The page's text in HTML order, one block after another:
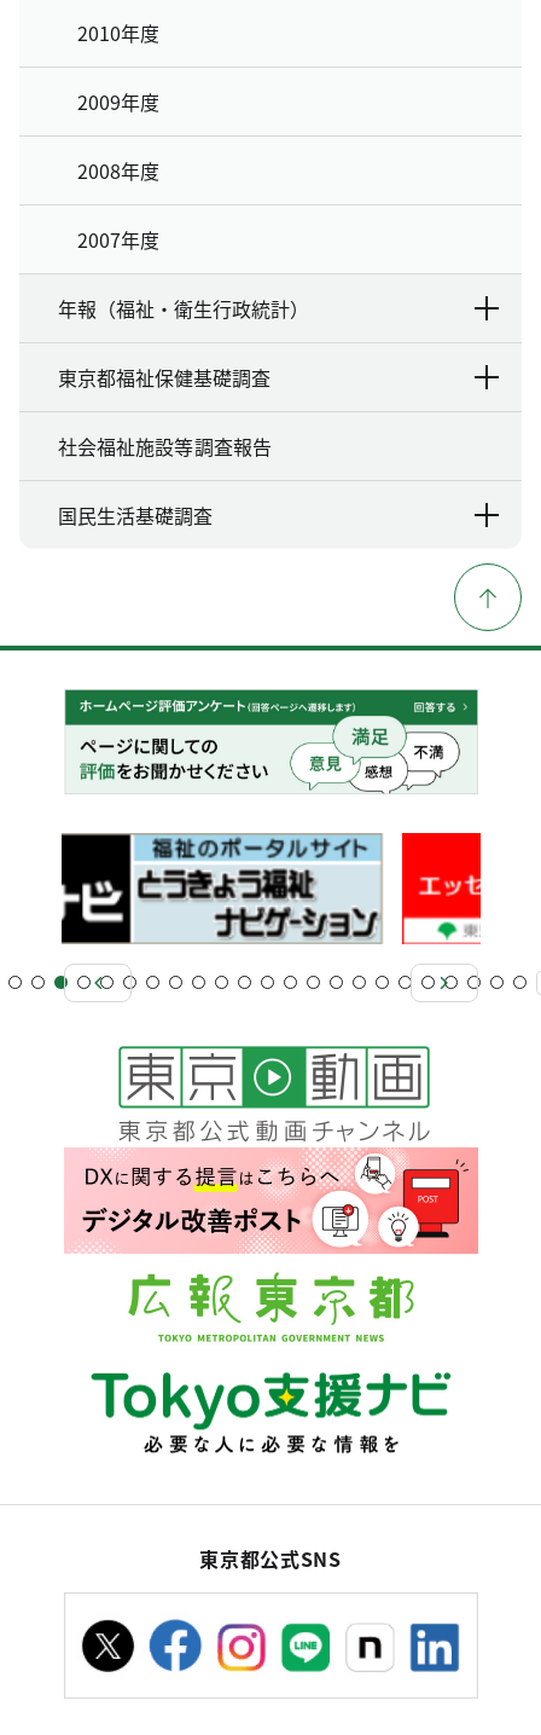
2010年度
2009年度
2008年度
2007年度
年報（福祉・衛生行政統計）
東京都福祉保健基礎調査
社会福祉施設等調査報告
国民生活基礎調査
東京都公式SNS